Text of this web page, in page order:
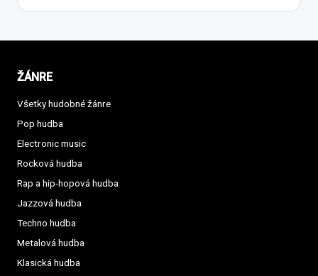
ŽÁNRE
Všetky hudobné žánre
Pop hudba
Electronic music
Rocková hudba
Rap a hip-hopová hudba
Jazzová hudba
Techno hudba
Metalová hudba
Klasická hudba